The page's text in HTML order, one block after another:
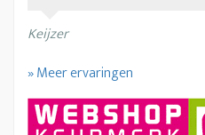
Keijzer
» Meer ervaringen